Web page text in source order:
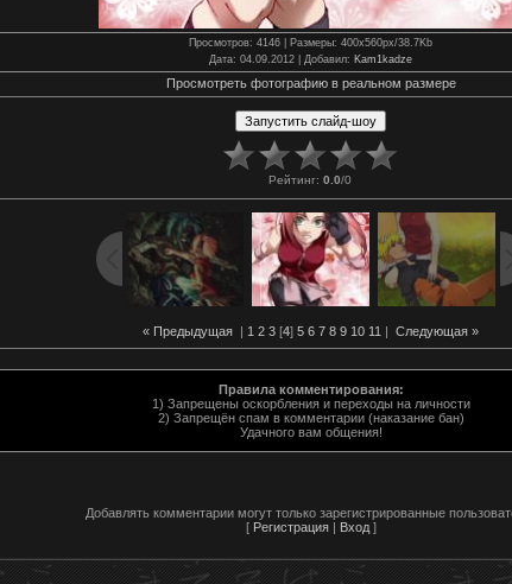
Просмотров: 4146 | Размеры: 400x560px/38.7Kb
Дата: 04.09.2012 | Добавил: Kam1kadze
Просмотреть фотографию в реальном размере
Рейтинг: 0.0/0
« Предыдущая | 1 2 3 [4] 5 6 7 8 9 10 11 | Следующая »
Правила комментирования:
1) Запрещены оскорбления и переходы на личности
2) Запрещён спам в комментарии (наказание бан)
Удачного вам общения!
Добавлять комментарии могут только зарегистрированные
[ Регистрация| Вход]